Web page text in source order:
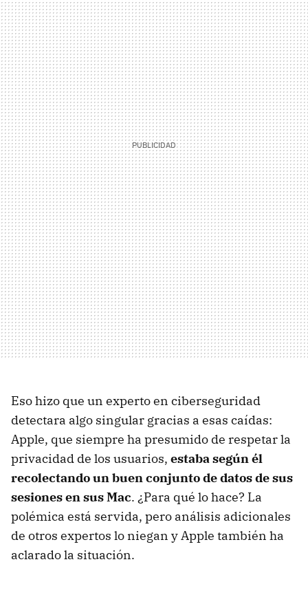
Eso hizo que un experto en ciberseguridad
detectara algo singular gracias a esas caídas:
Apple, que siempre ha presumido de respetar la
privacidad de los usuarios, estaba según él
recolectando un buen conjunto de datos de sus
sesiones en sus Mac. ¿Para qué lo hace? La
polémica está servida, pero análisis adicionales
de otros expertos lo niegan y Apple también ha
aclarado la situación.